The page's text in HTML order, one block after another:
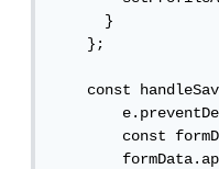
      }
    };
    const handleSave = (e) => {
        e.preventDefault()
        const formData = new FormData()
        formData.append('name', name)